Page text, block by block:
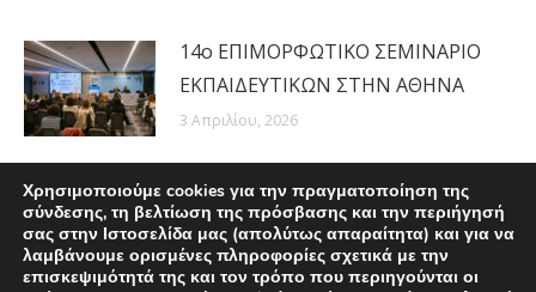
14ο ΕΠΙΜΟΡΦΩΤΙΚΟ ΣΕΜΙΝΑΡΙΟ
ΕΚΠΑΙΔΕΥΤΙΚΩΝ ΣΤΗΝ ΑΘΗΝΑ
3 Απριλίου, 2026
Χρησιμοποιούμε cookies για την πραγματοποίηση της
σύνδεσης, τη βελτίωση της πρόσβασης και την περιήγησή
σας στην Ιστοσελίδα μας (απολύτως απαραίτητα) και για να
λαμβάνουμε ορισμένες πληροφορίες σχετικά με την
επισκεψιμότητά της και τον τρόπο που περιηγούνται οι